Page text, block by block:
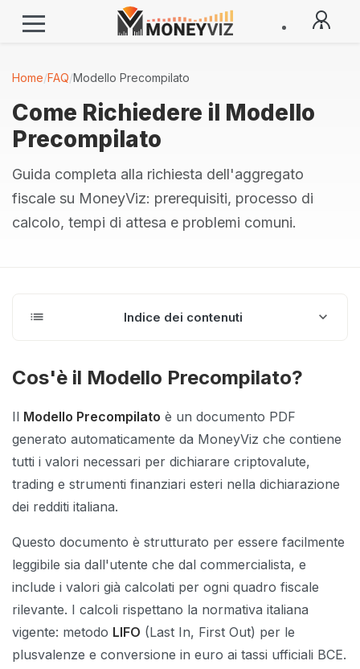
Home/FAQ/Modello Precompilato
Come Richiedere il Modello
Precompilato
Guida completa alla richiesta dell'aggregato
fiscale su MoneyViz: prerequisiti, processo di
calcolo, tempi di attesa e problemi comuni.
list Indice dei contenuti expand_more
Cos'è il Modello Precompilato?
Il Modello Precompilato è un documento PDF
generato automaticamente da MoneyViz che contiene
tutti i valori necessari per dichiarare criptovalute,
trading e strumenti finanziari esteri nella dichiarazione
dei redditi italiana.
Questo documento è strutturato per essere facilmente
leggibile sia dall'utente che dal commercialista, e
include i valori già calcolati per ogni quadro fiscale
rilevante. I calcoli rispettano la normativa italiana
vigente: metodo LIFO (Last In, First Out) per le
plusvalenze e conversione in euro ai tassi ufficiali BCE.
Inizia la chat
nostro assistente AI
verifica
Server in UE
Quando fai una domanda, carichi un documento o ci
Fiscangelo— un sistema AI in grado di aiutarti in
modo contestuale su temi tecnici e fiscali.
risposte AI non sostituiscono MAI una
🔍 Dettagli tecnici: quali AI, dove si trovano, per
quanto